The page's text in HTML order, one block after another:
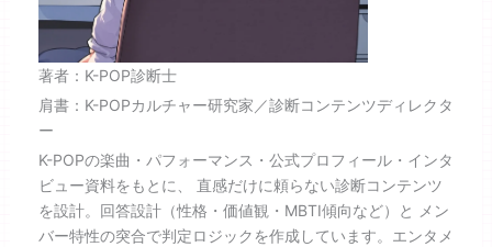
著者：K-POP診断士
肩書：K-POPカルチャー研究家／診断コンテンツディレクタ
ー
K-POPの楽曲・パフォーマンス・公式プロフィール・インタ
ビュー資料をもとに、 直感だけに頼らない診断コンテンツ
を設計。回答設計（性格・価値観・MBTI傾向など）と メン
バー特性の突合で判定ロジックを作成しています。エンタメ